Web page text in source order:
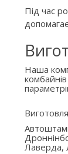
Під час
Наша
Лаверда,